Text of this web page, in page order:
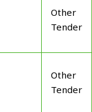
Other
Tender
Other
Tender